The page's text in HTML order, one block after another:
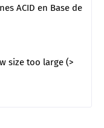
ACID en Base de
size too large (>